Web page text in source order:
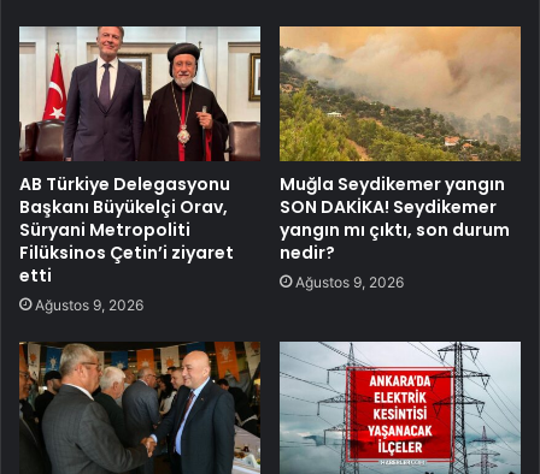
AB Türkiye Delegasyonu
Başkanı Büyükelçi Orav,
Süryani Metropoliti
Filüksinos Çetin’i ziyaret
etti
Ağustos 9, 2026
Muğla Seydikemer yangın
SON DAKİKA! Seydikemer
yangın mı çıktı, son durum
nedir?
Ağustos 9, 2026